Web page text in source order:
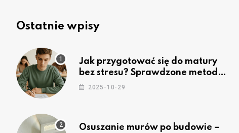
Ostatnie wpisy
Jak przygotować się do matury
bez stresu? Sprawdzone metody
nauki z kursów w Częstochowie
2025-10-29
Osuszanie murów po budowie –